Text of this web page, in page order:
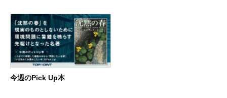
今週のPick Up本